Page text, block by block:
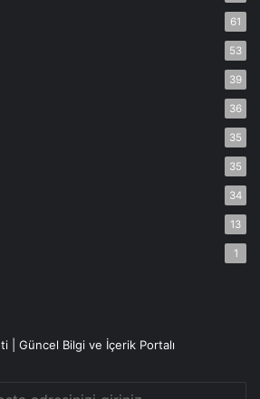
61
53
39
36
35
35
34
13
1
| Güncel Bilgi ve İçerik Portalı